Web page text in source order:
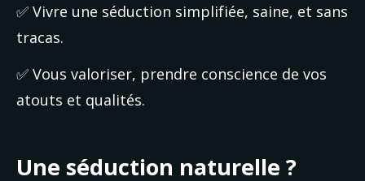
✅ Vivre une séduction simplifiée, saine, et sans
tracas.
✅ Vous valoriser, prendre conscience de vos
atouts et qualités.
Une séduction naturelle ?